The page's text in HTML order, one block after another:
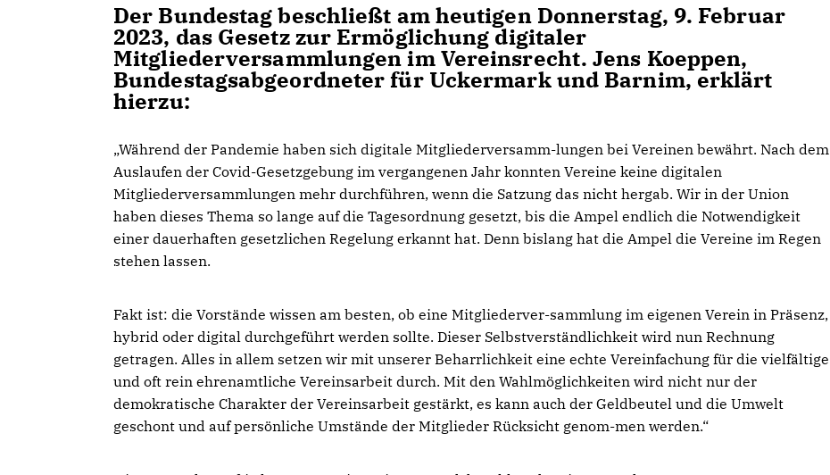
Der Bundestag beschließt am heutigen Donnerstag, 9. Februar
2023, das Gesetz zur Ermöglichung digitaler
Mitgliederversammlungen im Vereinsrecht. Jens Koeppen,
Bundestagsabgeordneter für Uckermark und Barnim, erklärt
hierzu:
Während der Pandemie haben sich digitale Mitgliederversamm-lungen bei Vereinen bewährt. Nach dem
Auslaufen der Covid-Gesetzgebung im vergangenen Jahr konnten Vereine keine digitalen
Mitgliederversammlungen mehr durchführen, wenn die Satzung das nicht hergab. Wir in der Union
haben dieses Thema so lange auf die Tagesordnung gesetzt, bis die Ampel endlich die Notwendigkeit
einer dauerhaften gesetzlichen Regelung erkannt hat. Denn bislang hat die Ampel die Vereine im Regen
stehen lassen.
Fakt ist: die Vorstände wissen am besten, ob eine Mitgliederver-sammlung im eigenen Verein in Präsenz,
hybrid oder digital durchgeführt werden sollte. Dieser Selbstverständlichkeit wird nun Rechnung
getragen. Alles in allem setzen wir mit unserer Beharrlichkeit eine echte Vereinfachung für die vielfältige
und oft rein ehrenamtliche Vereinsarbeit durch. Mit den Wahlmöglichkeiten wird nicht nur der
demokratische Charakter der Vereinsarbeit gestärkt, es kann auch der Geldbeutel und die Umwelt
geschont und auf persönliche Umstände der Mitglieder Rücksicht genom-men werden.“